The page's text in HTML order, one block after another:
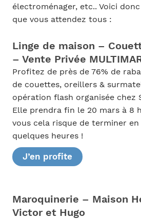
électroménager, etc.. Voici donc
que vous attendez tous :
Linge de maison –
– Vente Privée
Profitez de près de 76% de
de couettes, oreillers &
opération flash organisée chez
Elle prendra fin le 20 mars à 8
vous cela risque de terminer
quelques heures !
J’en profite
Maroquinerie – Maison
Victor et Hugo